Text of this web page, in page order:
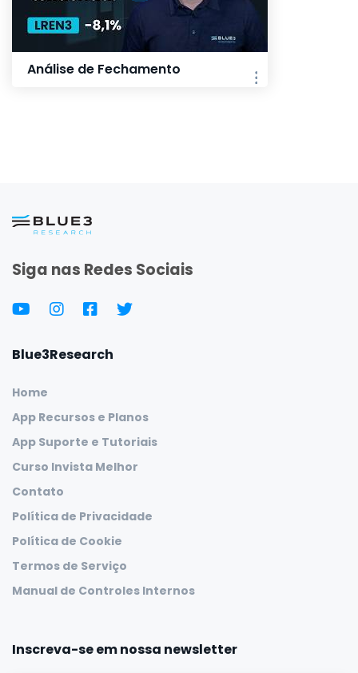
Análise de Fechamento
Siga nas Redes Sociais
Blue3Research
Home
App Recursos e Planos
App Suporte e Tutoriais
Curso Invista Melhor
Contato
Política de Privacidade
Política de Cookie
Termos de Serviço
Manual de Controles Internos
Inscreva-se em nossa newsletter